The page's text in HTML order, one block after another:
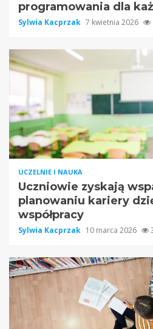
programowania dla
Sylwia Kacprzak 7 kwietnia 2026
UCZELNIE I NAUKA
Uczniowie zyskają
planowaniu kariery
współpracy
Sylwia Kacprzak 10 marca 2026